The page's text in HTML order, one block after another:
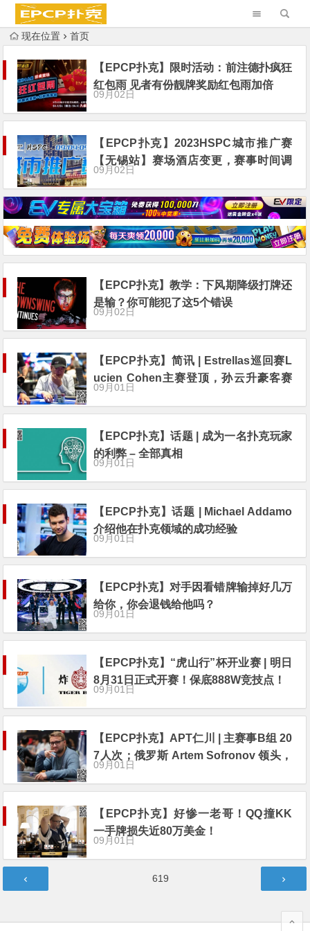
现在位置 首页
【EPCP扑克】限时活动：前注德扑疯狂
红包雨 见者有份靓牌奖励红包雨加倍
09月02日
【EPCP扑克】2023HSPC城市推广赛
【无锡站】赛场酒店变更，赛事时间调
整至9月4日-9月10日！酒店预订2023年
9月1日14:00开通！
09月02日
【EPCP扑克】教学：下风期降级打牌还
是输？你可能犯了这5个错误
09月02日
【EPCP扑克】简讯 | Estrellas巡回赛L
ucien Cohen主赛登顶，孙云升豪客赛
收获季军
09月01日
【EPCP扑克】话题 | 成为一名扑克玩家
的利弊 – 全部真相
09月01日
【EPCP扑克】话题 | Michael Addamo
介绍他在扑克领域的成功经验
09月01日
【EPCP扑克】对手因看错牌输掉好几万
给你，你会退钱给他吗？
09月01日
【EPCP扑克】“虎山行”杯开业赛 | 明日
8月31日正式开赛！保底888W竞技点！
09月01日
【EPCP扑克】APT仁川 | 主赛事B组 20
7人次；俄罗斯 Artem Sofronov 领头，
中国玩家三进FT
09月01日
【EPCP扑克】好惨一老哥！QQ撞KK
一手牌损失近80万美金！
09月01日
章
页
第619